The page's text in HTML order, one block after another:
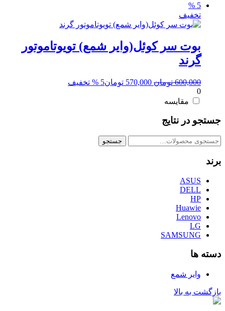
5 %
تخفیف
بوت سر کوئل(وایر شمع) تویوتاموتور
گرند
600,000 تومان قیمت
570,000 تومان5 % تخفیف
0
مقایسه
جستجو در نتایج
جستجو
جستجو
برند
ASUS
DELL
HP
Huawie
Lenovo
LG
SAMSUNG
دسته ها
وایر شمع
بازگشت به بالا